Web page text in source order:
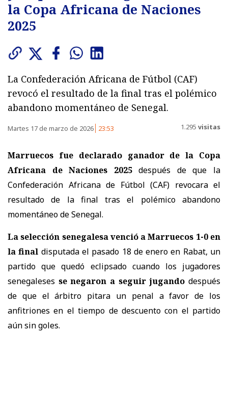
la Copa Africana de Naciones
2025
La Confederación Africana de Fútbol (CAF)
revocó el resultado de la final tras el polémico
abandono momentáneo de Senegal.
Martes 17 de marzo de 2026 23:53 1.295 visitas
Marruecos fue declarado ganador de la Copa
Africana de Naciones 2025después de que la
Confederación Africana de Fútbol (CAF) revocara el
resultado de la final tras el polémico abandono
momentáneo de Senegal.
La selección senegalesa venció a Marruecos 1-0 en
la final disputada el pasado 18 de enero en Rabat, un
partido que quedó eclipsado cuando los jugadores
senegaleses se negaron a seguir jugando después
de que el árbitro pitara un penal a favor de los
anfitriones en el tiempo de descuento con el partido
aún sin goles.